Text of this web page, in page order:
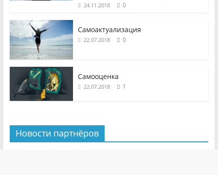
24.11.2018 0
Самоактуализация
22.07.2018 0
Самооценка
22.07.2018 1
Новости партнёров